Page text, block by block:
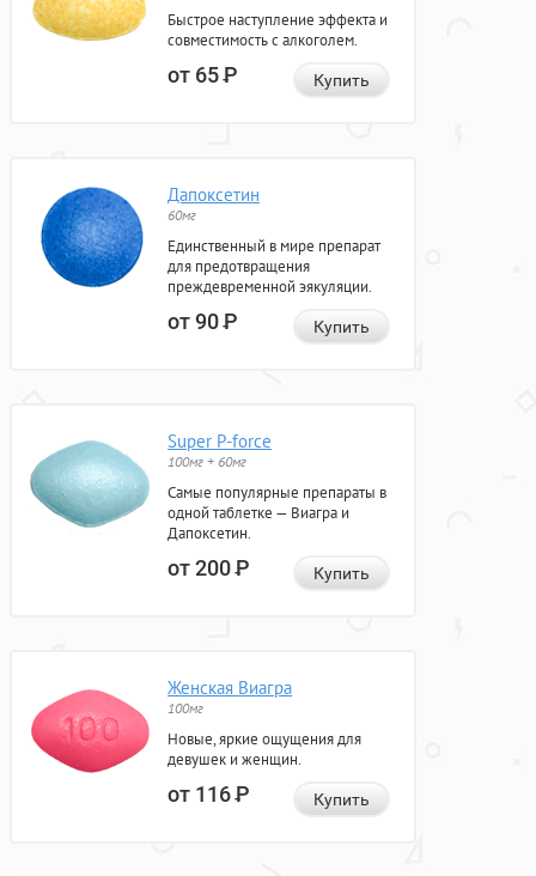
Быстрое наступление эффекта и
совместимость с алкоголем.
от 65Р Купить
Дапоксетин
60мг
Единственный в мире препарат
для предотвращения
преждевременной эякуляции.
от 90Р Купить
Super P-force
100мг + 60мг
Самые популярные препараты в
одной таблетке — Виагра и
Дапоксетин.
от 200Р Купить
Женская Виагра
100мг
Новые, яркие ощущения для
девушек и женщин.
от 116Р Купить